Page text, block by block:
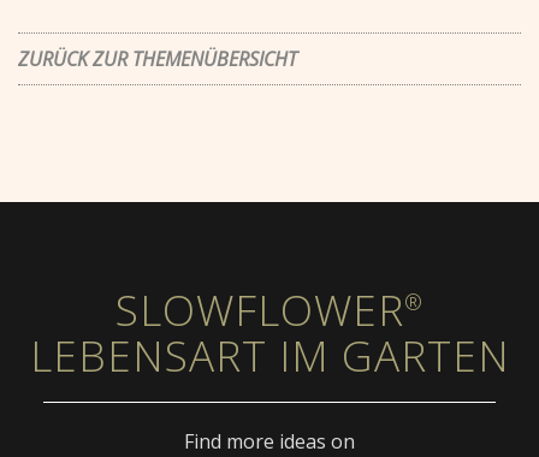
ZURÜCK ZUR THEMENÜBERSICHT
SLOWFLOWER®
LEBENSART IM GARTEN
Find more ideas on